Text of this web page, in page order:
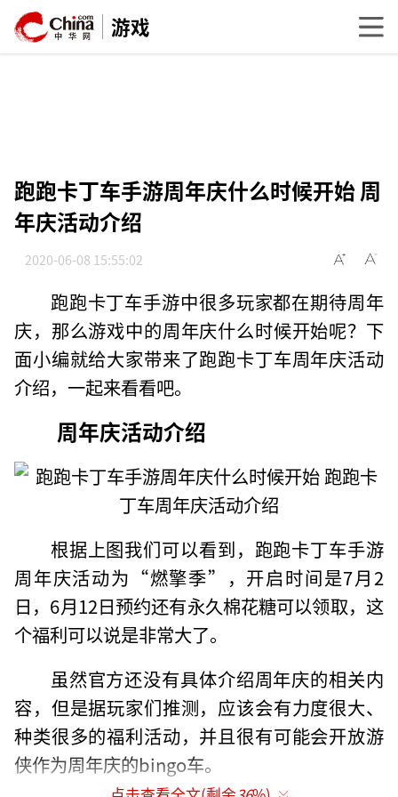
游戏
跑跑卡丁车手游周年庆什么时候开始 周
年庆活动介绍
2020-06-08 15:55:02
跑跑卡丁车手游中很多玩家都在期待周年
庆，那么游戏中的周年庆什么时候开始呢？下
面小编就给大家带来了跑跑卡丁车周年庆活动
介绍，一起来看看吧。
周年庆活动介绍
根据上图我们可以看到，跑跑卡丁车手游
周年庆活动为“燃擎季”，开启时间是7月2
日，6月12日预约还有永久棉花糖可以领取，这
个福利可以说是非常大了。
虽然官方还没有具体介绍周年庆的相关内
容，但是据玩家们推测，应该会有力度很大、
种类很多的福利活动，并且很有可能会开放游
侠作为周年庆的bingo车。